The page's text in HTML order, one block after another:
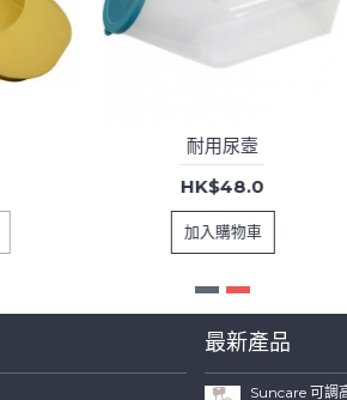
耐用尿壼
HK$48.0
加入購物車
最新產品